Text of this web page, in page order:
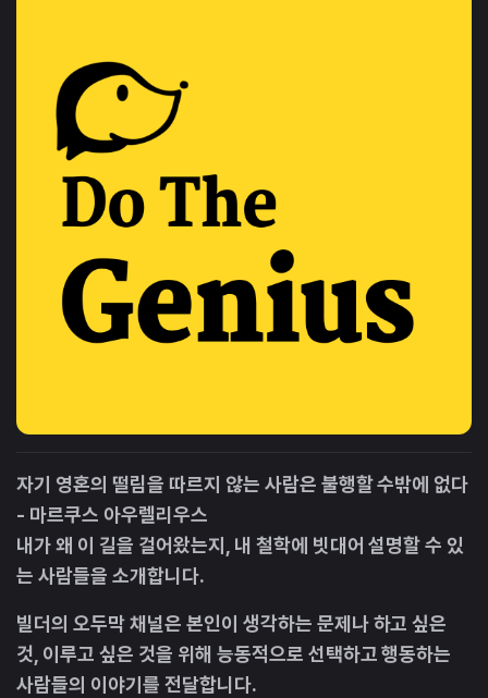
자기 영혼의 떨림을 따르지 않는 사람은 불행할 수밖에 없다
- 마르쿠스 아우렐리우스
내가 왜 이 길을 걸어왔는지, 내 철학에 빗대어 설명할 수 있
는 사람들을 소개합니다.
빌더의 오두막 채널은 본인이 생각하는 문제나 하고 싶은
것, 이루고 싶은 것을 위해 능동적으로 선택하고 행동하는
사람들의 이야기를 전달합니다.